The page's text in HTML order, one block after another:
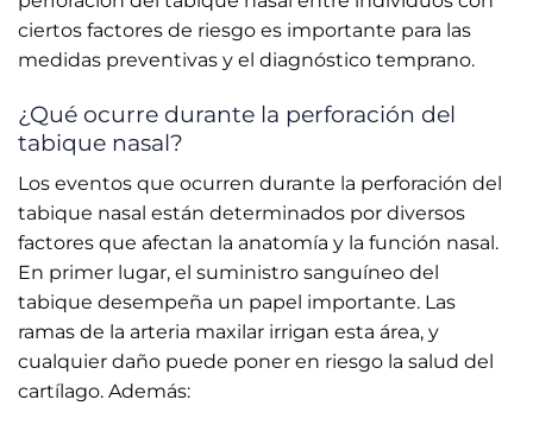
ciertos factores de riesgo es importante para las
medidas preventivas y el diagnóstico temprano.
¿Qué ocurre durante la perforación del
tabique nasal?
Los eventos que ocurren durante la perforación del
tabique nasal están determinados por diversos
factores que afectan la anatomía y la función nasal.
En primer lugar, el suministro sanguíneo del
tabique desempeña un papel importante. Las
ramas de la arteria maxilar irrigan esta área, y
cualquier daño puede poner en riesgo la salud del
cartílago. Además: